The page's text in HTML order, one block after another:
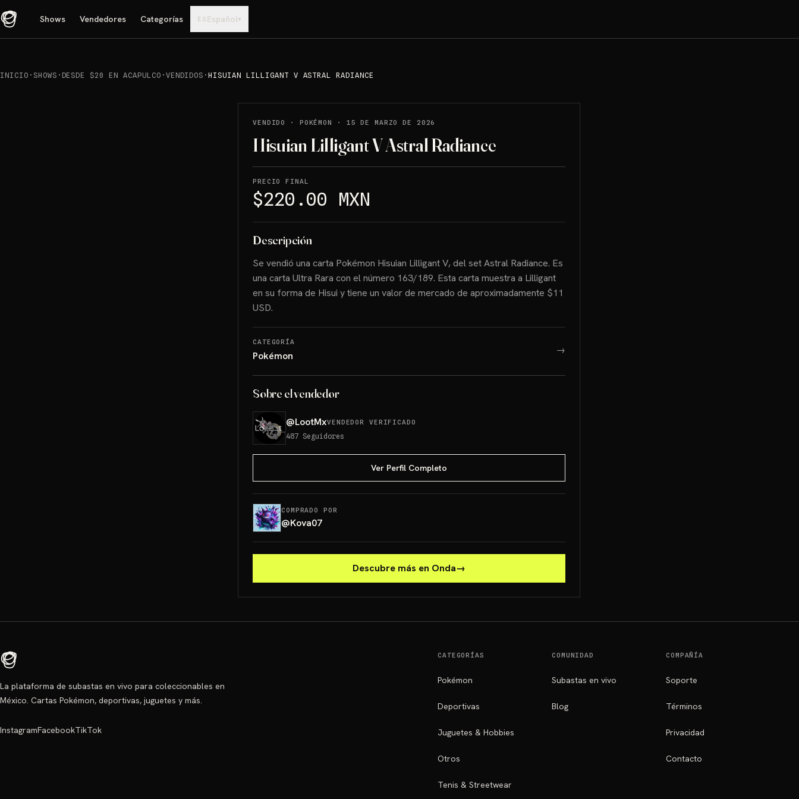
Shows Vendedores Categorías ES Español▾
INICIO · SHOWS · DESDE $20 EN ACAPULCO · VENDIDOS ·HISUIAN LILLIGANT V ASTRAL RADIANCE
VENDIDO · POKÉMON · 15 DE MARZO DE 2026
Hisuian Lilligant V Astral Radiance
PRECIO FINAL
$220.00 MXN
Descripción
Se vendió una carta Pokémon Hisuian Lilligant V, del set Astral Radiance. Es
una carta Ultra Rara con el número 163/189. Esta carta muestra a Lilligant
en su forma de Hisui y tiene un valor de mercado de aproximadamente $11
USD.
CATEGORÍA
Pokémon →
Sobre el vendedor
@LootMxVENDEDOR VERIFICADO
487 Seguidores
Ver Perfil Completo
COMPRADO POR
@Kova07
Descubre más en Onda→
La plataforma de subastas en vivo para coleccionables en
México. Cartas Pokémon, deportivas, juguetes y más.
InstagramFacebookTikTok
CATEGORÍAS
Pokémon
Deportivas
Juguetes & Hobbies
Otros
Tenis & Streetwear
COMUNIDAD
Subastas en vivo
Blog
COMPAÑÍA
Soporte
Términos
Privacidad
Contacto